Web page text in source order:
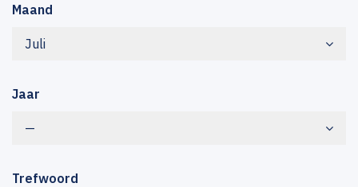
Maand
Juli
Jaar
—
Trefwoord